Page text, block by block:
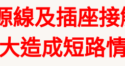
及插座接
造成短路